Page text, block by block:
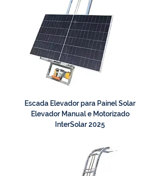
Escada Elevador para Painel Solar
Elevador Manual e Motorizado
InterSolar 2025